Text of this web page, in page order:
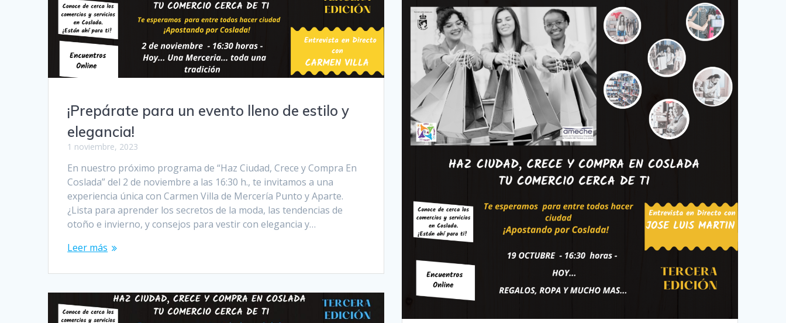
¡Prepárate para un evento lleno de estilo y
elegancia!
1 noviembre, 2023
En nuestro próximo programa de “Haz Ciudad, Crece y Compra En
Coslada” del 2 de noviembre a las 16:30 h., te invitamos a una
experiencia única con Carmen Villa de Mercería Punto y Aparte.
¿Lista para aprender los secretos de la moda, las tendencias de
otoño e invierno, y consejos para vestir con elegancia y…
Leer más